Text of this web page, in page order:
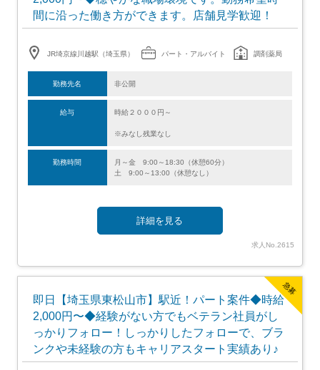
間に沿った働き方ができます。店舗見学歓迎！
JR埼京線川越駅（埼玉県） パート・アルバイト 調剤薬局
勤務先名 非公開
給与 時給２０００円～
※みなし残業なし
勤務時間
月～金 9:00～18:30（休憩60分）
土 9:00～13:00（休憩なし）
詳細を見る
求人No.2615
急募
即日【埼玉県東松山市】駅近！パート案件◆時給
2,000円〜◆経験がない方でもベテラン社員がし
っかりフォロー！しっかりしたフォローで、ブラ
ンクや未経験の方もキャリアスタート実績あり♪